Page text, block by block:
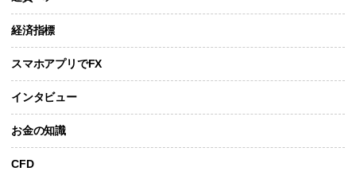
経済指標
スマホアプリでFX
インタビュー
お金の知識
CFD